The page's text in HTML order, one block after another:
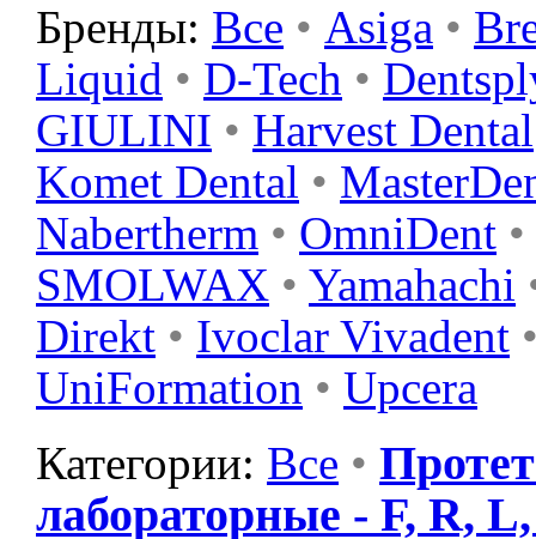
Бренды: Все • Asiga •
Liquid • D-Tech •
GIULINI • Harvest Dental
Komet Dental •
Nabertherm • OmniDent •
SMOLWAX • Yamahachi
Direkt • Ivoclar Vivadent
UniFormation • Upcera
Категории: Все •
лабораторные - F, R,